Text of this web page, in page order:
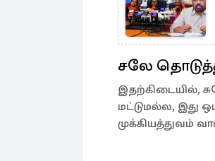
சலே
இதற்கிடையில்,
மட்டுமல்ல, இது
முக்கியத்துவம்